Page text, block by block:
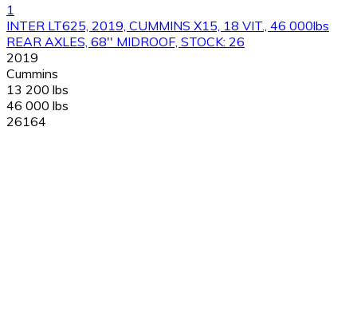
1
INTER LT625, 2019, CUMMINS X15, 18 VIT., 46 000lbs
REAR AXLES, 68'' MIDROOF, STOCK: 26
2019
Cummins
13 200 lbs
46 000 lbs
26164